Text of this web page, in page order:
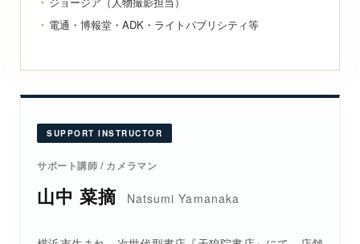
電通・博報堂・ADK・ライトパブリシティ等
SUPPORT INSTRUCTOR
サポート講師 / カメラマン
山中 菜摘 Natsumi Yamanaka